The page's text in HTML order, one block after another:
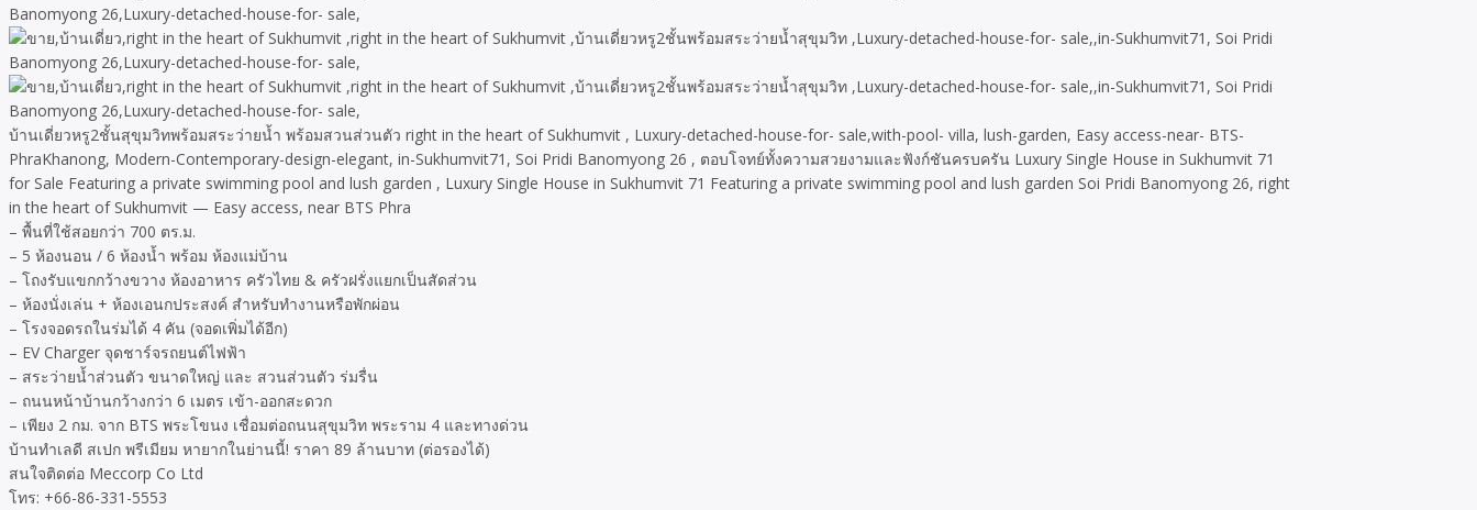
บ้านเดี่ยวหรู2ชั้นสุขุมวิทพร้อมสระว่ายน้ำ พร้อมสวนส่วนตัว right in the heart of Sukhumvit , Luxury-detached-house-for- sale,with-pool- villa, lush-garden, Easy access-near- BTS-
PhraKhanong, Modern-Contemporary-design-elegant, in-Sukhumvit71, Soi Pridi Banomyong 26 , ตอบโจทย์ทั้งความสวยงามและฟังก์ชันครบครัน Luxury Single House in Sukhumvit 71
for Sale Featuring a private swimming pool and lush garden , Luxury Single House in Sukhumvit 71 Featuring a private swimming pool and lush garden Soi Pridi Banomyong 26, right
in the heart of Sukhumvit — Easy access, near BTS Phra
– พื้นที่ใช้สอยกว่า 700 ตร.ม.
– 5 ห้องนอน / 6 ห้องน้ำ พร้อม ห้องแม่บ้าน
– โถงรับแขกกว้างขวาง ห้องอาหาร ครัวไทย & ครัวฝรั่งแยกเป็นสัดส่วน
– ห้องนั่งเล่น + ห้องเอนกประสงค์ สำหรับทำงานหรือพักผ่อน
– โรงจอดรถในร่มได้ 4 คัน (จอดเพิ่มได้อีก)
– EV Charger จุดชาร์จรถยนต์ไฟฟ้า
– สระว่ายน้ำส่วนตัว ขนาดใหญ่ และ สวนส่วนตัว ร่มรื่น
– ถนนหน้าบ้านกว้างกว่า 6 เมตร เข้า-ออกสะดวก
– เพียง 2 กม. จาก BTS พระโขนง เชื่อมต่อถนนสุขุมวิท พระราม 4 และทางด่วน
บ้านทำเลดี สเปก พรีเมียม หายากในย่านนี้! ราคา 89 ล้านบาท (ต่อรองได้)
สนใจติดต่อ Meccorp Co Ltd
โทร: +66-86-331-5553